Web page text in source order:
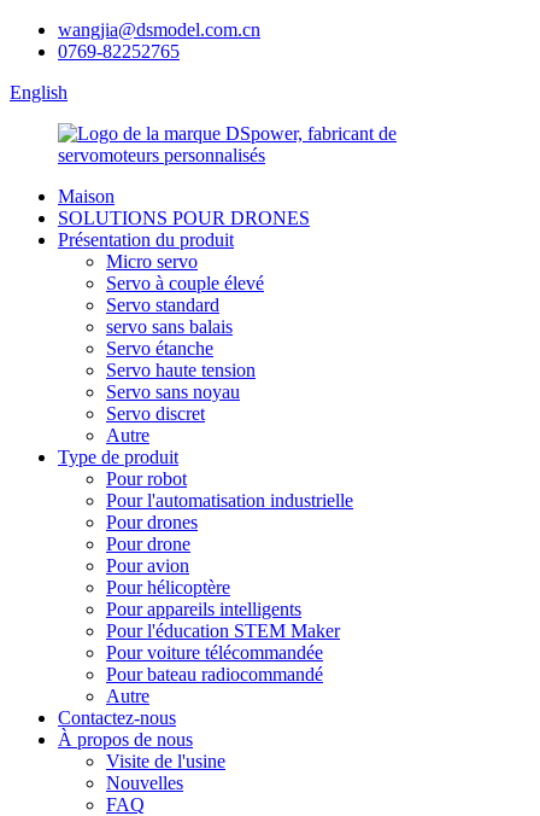
wangjia@dsmodel.com.cn
0769-82252765
English
Maison
SOLUTIONS POUR DRONES
Présentation du produit
Micro servo
Servo à couple élevé
Servo standard
servo sans balais
Servo étanche
Servo haute tension
Servo sans noyau
Servo discret
Autre
Type de produit
Pour robot
Pour l'automatisation industrielle
Pour drones
Pour drone
Pour avion
Pour hélicoptère
Pour appareils intelligents
Pour l'éducation STEM Maker
Pour voiture télécommandée
Pour bateau radiocommandé
Autre
Contactez-nous
À propos de nous
Visite de l'usine
Nouvelles
FAQ